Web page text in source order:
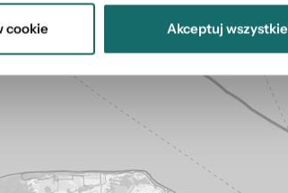
cookie Akceptuj wszystkie